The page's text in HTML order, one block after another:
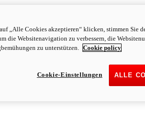
„Alle Cookies akzeptieren“ klicken, stimmen Sie
die Websitenavigation zu verbessern, die
zu unterstützen.
Cookie policy
ALLE
Cookie-Einstellungen